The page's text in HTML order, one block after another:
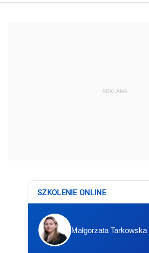
REKLAMA
SZKOLENIE ONLINE
Małgorzata Tarkowska